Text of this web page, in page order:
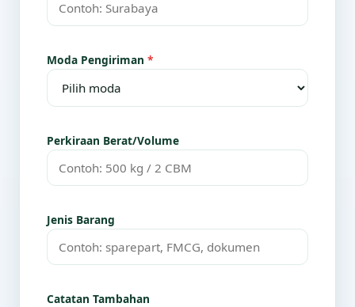
Moda Pengiriman *
Perkiraan Berat/Volume
Jenis Barang
Catatan Tambahan